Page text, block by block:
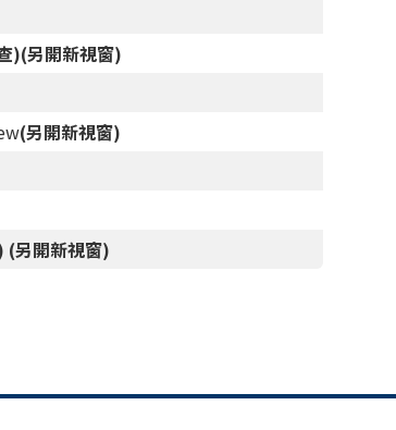
)(另開新視窗)
(另開新視窗)
(另開新視窗)